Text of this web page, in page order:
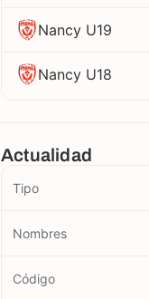
Nancy U19
Nancy U18
Actualidad
Tipo
Nombres
Código